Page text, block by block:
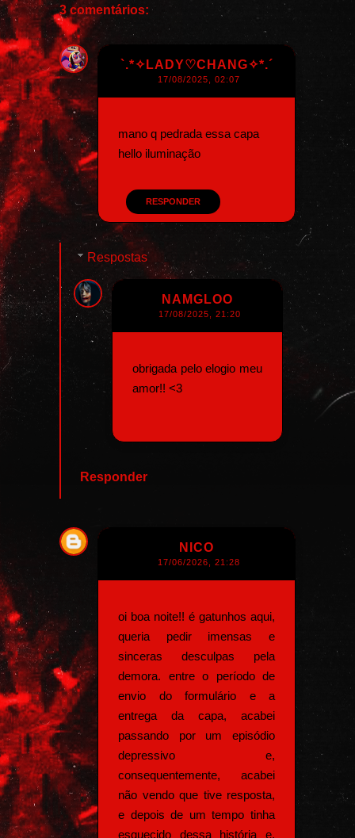
3 comentários:
`.*✧LADY♡CHANG✧*.´
17/08/2025, 02:07
mano q pedrada essa capa
hello iluminação
RESPONDER
Respostas
NAMGLOO
17/08/2025, 21:20
obrigada pelo elogio meu
amor!! <3
Responder
NICO
17/06/2026, 21:28
oi boa noite!! é gatunhos aqui,
queria pedir imensas e
sinceras desculpas pela
demora. entre o período de
envio do formulário e a
entrega da capa, acabei
passando por um episódio
depressivo e,
consequentemente, acabei
não vendo que tive resposta,
e depois de um tempo tinha
esquecido dessa história e,